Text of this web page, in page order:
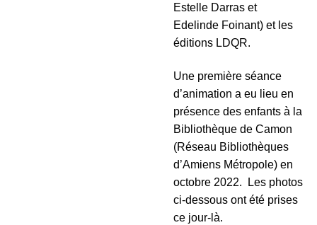
Estelle Darras et
Edelinde Foinant) et les
éditions LDQR.
Une première séance
d’animation a eu lieu en
présence des enfants à la
Bibliothèque de Camon
(Réseau Bibliothèques
d’Amiens Métropole) en
octobre 2022. Les photos
ci-dessous ont été prises
ce jour-là.